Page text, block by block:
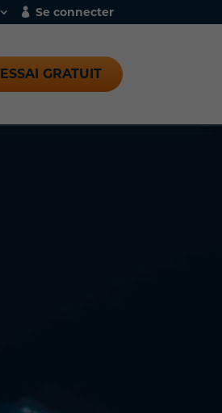
Se connecter
ESSAI GRATUIT